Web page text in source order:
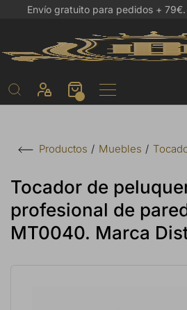
Envío gratuito para pedidos + 79€.
Productos Muebles
Tocador de
profesional de
MT0040. Marca